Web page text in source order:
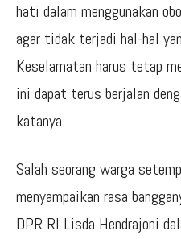
hati dalam menggunakan
agar tidak terjadi hal-hal
Keselamatan harus tetap
ini dapat terus berjalan
katanya.
Salah seorang warga
menyampaikan rasa
DPR RI Lisda Hendrajoni